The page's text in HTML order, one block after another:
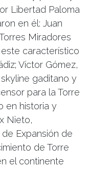
Libertad Paloma
en él: Juan
Miradores
característico
Víctor Gómez,
gaditano y
para la Torre
en historia y
Nieto,
Expansión de
de Torre
el continente